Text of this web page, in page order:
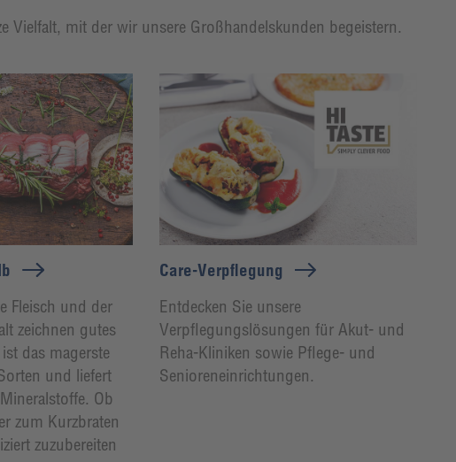
Vielfalt, mit der wir unsere Großhandelskunden begeistern.
Fleisch und der
zeichnen gutes
das magerste
und liefert
Ob
zum Kurzbraten
zuzubereiten
Care-Verpflegung
Entdecken Sie unsere
Verpflegungslösungen für Akut- und
Reha-Kliniken sowie Pflege- und
Senioreneinrichtungen.